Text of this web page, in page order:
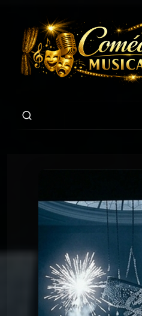
Chansons du Titanic
CHANSON 18 :
Chansons du
Titanic